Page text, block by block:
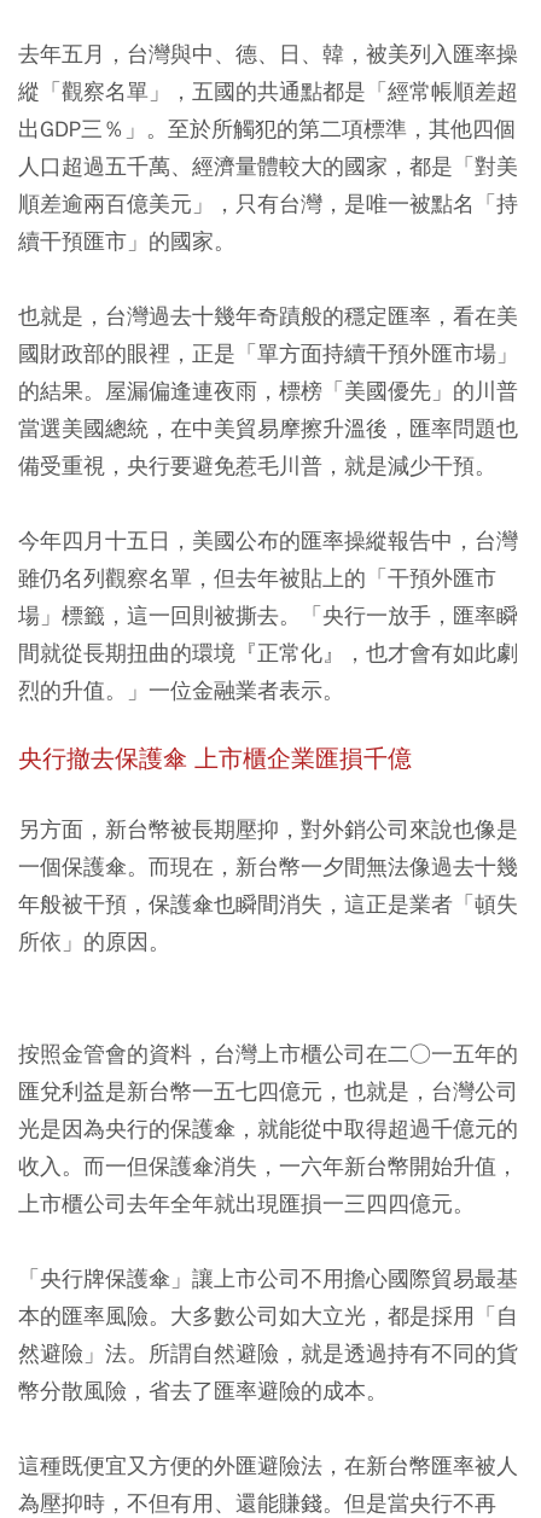
去年五月，台灣與中、德、日、韓，被美列入匯率操
縱「觀察名單」，五國的共通點都是「經常帳順差超
出GDP三％」。至於所觸犯的第二項標準，其他四個
人口超過五千萬、經濟量體較大的國家，都是「對美
順差逾兩百億美元」，只有台灣，是唯一被點名「持
續干預匯市」的國家。
也就是，台灣過去十幾年奇蹟般的穩定匯率，看在美
國財政部的眼裡，正是「單方面持續干預外匯市場」
的結果。屋漏偏逢連夜雨，標榜「美國優先」的川普
當選美國總統，在中美貿易摩擦升溫後，匯率問題也
備受重視，央行要避免惹毛川普，就是減少干預。
今年四月十五日，美國公布的匯率操縱報告中，台灣
雖仍名列觀察名單，但去年被貼上的「干預外匯市
場」標籤，這一回則被撕去。「央行一放手，匯率瞬
間就從長期扭曲的環境『正常化』，也才會有如此劇
烈的升值。」一位金融業者表示。
央行撤去保護傘 上市櫃企業匯損千億
另方面，新台幣被長期壓抑，對外銷公司來說也像是
一個保護傘。而現在，新台幣一夕間無法像過去十幾
年般被干預，保護傘也瞬間消失，這正是業者「頓失
所依」的原因。
按照金管會的資料，台灣上市櫃公司在二○一五年的
匯兌利益是新台幣一五七四億元，也就是，台灣公司
光是因為央行的保護傘，就能從中取得超過千億元的
收入。而一但保護傘消失，一六年新台幣開始升值，
上市櫃公司去年全年就出現匯損一三四四億元。
「央行牌保護傘」讓上市公司不用擔心國際貿易最基
本的匯率風險。大多數公司如大立光，都是採用「自
然避險」法。所謂自然避險，就是透過持有不同的貨
幣分散風險，省去了匯率避險的成本。
這種既便宜又方便的外匯避險法，在新台幣匯率被人
為壓抑時，不但有用、還能賺錢。但是當央行不再